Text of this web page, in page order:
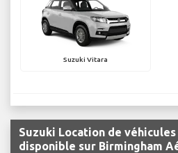
Suzuki Vitara
Suzuki Location de
disponible sur Birmingham